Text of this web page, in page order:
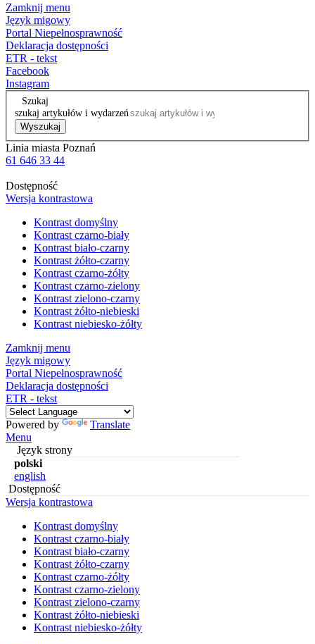
Zamknij menu
Język migowy
Portal Niepełnosprawność
Deklaracja dostępności
ETR - tekst
Facebook
Instagram
Szukaj
szukaj artykułów i wydarzeń
Wyszukaj
Linia miasta Poznań
61 646 33 44
Dostępność
Wersja kontrastowa
Kontrast domyślny
Kontrast czarno-biały
Kontrast biało-czarny
Kontrast żółto-czarny
Kontrast czarno-żółty
Kontrast czarno-zielony
Kontrast zielono-czarny
Kontrast żółto-niebieski
Kontrast niebiesko-żółty
Zamknij menu
Język migowy
Portal Niepełnosprawność
Deklaracja dostępności
ETR - tekst
Powered by
Translate
Menu
Język strony
polski
english
Dostępność
Wersja kontrastowa
Kontrast domyślny
Kontrast czarno-biały
Kontrast biało-czarny
Kontrast żółto-czarny
Kontrast czarno-żółty
Kontrast czarno-zielony
Kontrast zielono-czarny
Kontrast żółto-niebieski
Kontrast niebiesko-żółty